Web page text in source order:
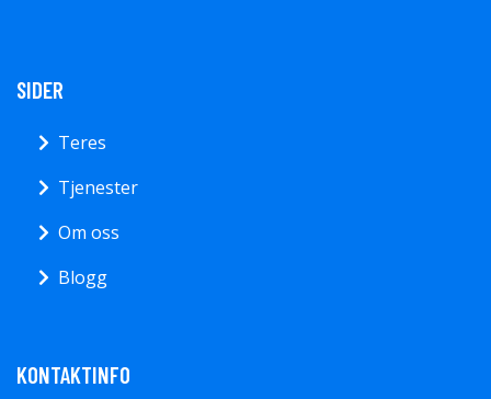
SIDER
Teres
Tjenester
Om oss
Blogg
KONTAKTINFO